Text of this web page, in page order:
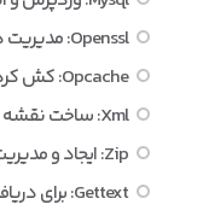
Openssl: مدیریت درخواست های اس اس ال
Opcache: کش کردن فایل های پی اچ پی
Xml: ساخت نقشه سایت
Zip: ایجاد و مدیریت فایل های فشرده با وردپرس
Gettext: برای دریافت اطلاعات فایل ترجمه